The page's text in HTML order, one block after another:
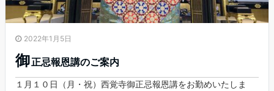
2022年1月5日
御正忌報恩講のご案内
１月１０日（月・祝）西覚寺御正忌報恩講をお勤めいたしま